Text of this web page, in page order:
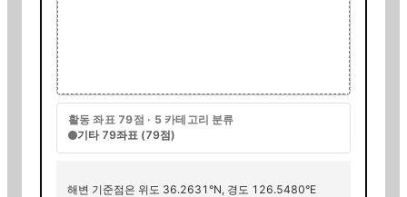
활동 좌표 79점 · 5 카테고리 분류
기타 79좌표 (79점)
해변 기준점은 위도 36.2631 °N, 경도 126.5480°E